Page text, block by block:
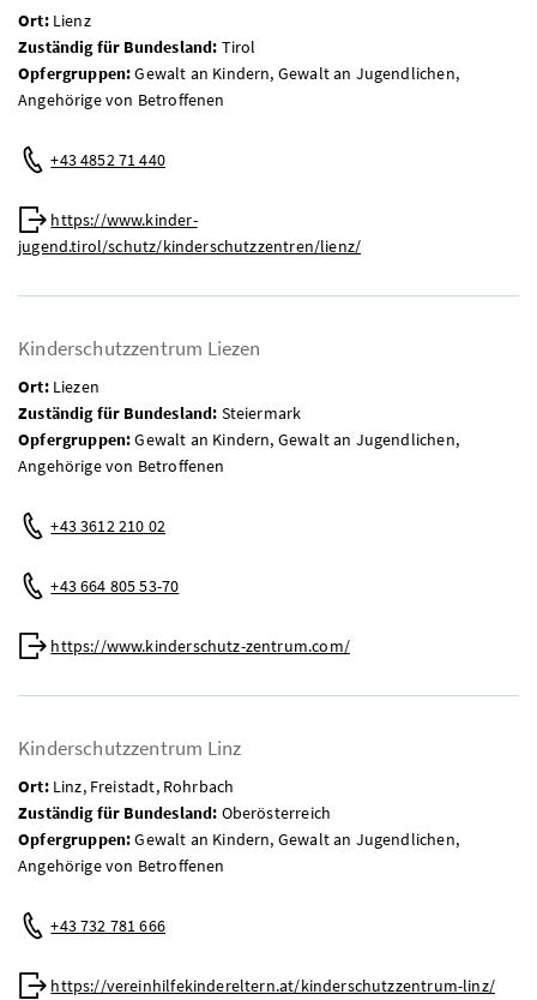
Ort:Lienz
Zuständig für Bundesland: Tirol
Opfergruppen:Gewalt an Kindern, Gewalt an Jugendlichen,
Angehörige von Betroffenen
Telefon:
+43 4852 71 440
Web:
https://www.kinder-
jugend.tirol/schutz/kinderschutzzentren/lienz/
Kinderschutzzentrum Liezen
Ort:Liezen
Zuständig für Bundesland: Steiermark
Opfergruppen:Gewalt an Kindern, Gewalt an Jugendlichen,
Angehörige von Betroffenen
Telefon:
+43 3612 210 02
Mobil:
+43 664 805 53-70
Web:
https://www.kinderschutz-zentrum.com/
Kinderschutzzentrum Linz
Ort:Linz, Freistadt, Rohrbach
Zuständig für Bundesland: Oberösterreich
Opfergruppen:Gewalt an Kindern, Gewalt an Jugendlichen,
Angehörige von Betroffenen
Telefon:
+43 732 781 666
Web:
https://vereinhilfekindereltern.at/kinderschutzzentrum-linz/